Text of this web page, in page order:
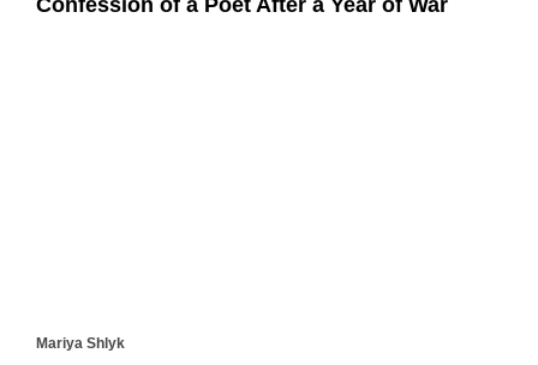
Confession of a Poet After a Year of War
Mariya Shlyk